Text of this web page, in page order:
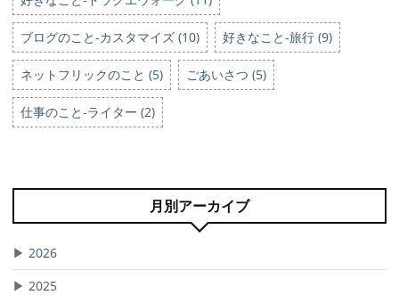
ブログのこと-カスタマイズ (10) 好きなこと-旅行 (9)
ネットフリックのこと (5) ごあいさつ (5)
仕事のこと-ライター (2)
月別アーカイブ
▶ 2026
▶ 2025